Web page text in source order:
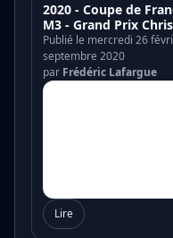
2020 - Coupe de
M3 - Grand Prix
Publié le mercredi 26
septembre 2020
par Frédéric Lafargue
Lire